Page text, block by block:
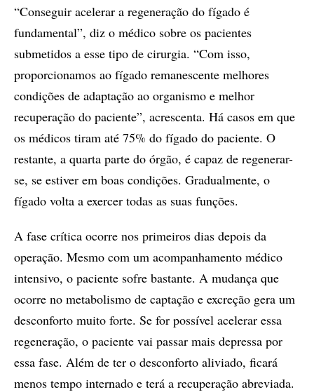
“Conseguir acelerar a regeneração do fígado é
fundamental”, diz o médico sobre os pacientes
submetidos a esse tipo de cirurgia. “Com isso,
proporcionamos ao fígado remanescente melhores
condições de adaptação ao organismo e melhor
recuperação do paciente”, acrescenta. Há casos em que
os médicos tiram até 75% do fígado do paciente. O
restante, a quarta parte do órgão, é capaz de regenerar-
se, se estiver em boas condições. Gradualmente, o
fígado volta a exercer todas as suas funções.
A fase crítica ocorre nos primeiros dias depois da
operação. Mesmo com um acompanhamento médico
intensivo, o paciente sofre bastante. A mudança que
ocorre no metabolismo de captação e excreção gera um
desconforto muito forte. Se for possível acelerar essa
regeneração, o paciente vai passar mais depressa por
essa fase. Além de ter o desconforto aliviado, ficará
menos tempo internado e terá a recuperação abreviada.